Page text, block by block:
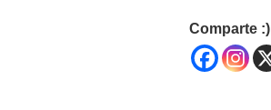
Comparte :)